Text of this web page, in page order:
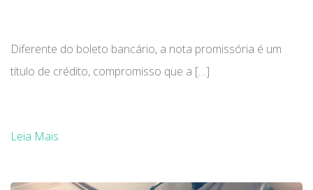
Diferente do boleto bancário, a nota promissória é um
título de crédito, compromisso que a […]
Leia Mais